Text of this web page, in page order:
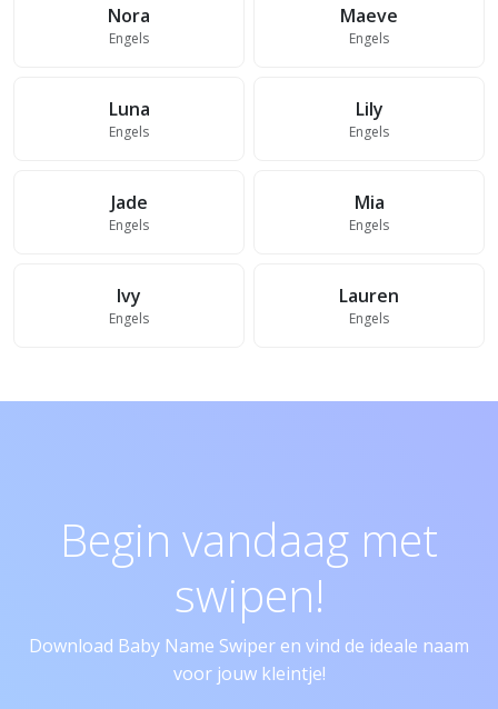
Nora
Engels
Maeve
Engels
Luna
Engels
Lily
Engels
Jade
Engels
Mia
Engels
Ivy
Engels
Lauren
Engels
Begin vandaag met
swipen!
Download Baby Name Swiper en vind de ideale naam
voor jouw kleintje!